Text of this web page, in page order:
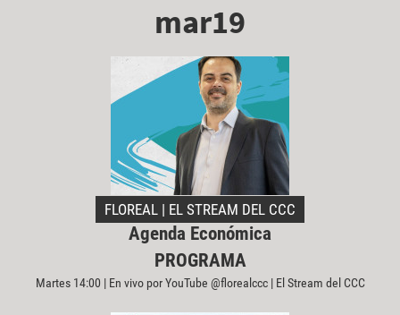
mar19
FLOREAL | EL STREAM DEL CCC
Agenda Económica
PROGRAMA
Martes 14:00 | En vivo por YouTube @florealccc | El Stream del CCC